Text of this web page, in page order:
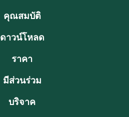
คุณสมบัติ
ดาวน์โหลด
ราคา
มีส่วนร่วม
บริจาค